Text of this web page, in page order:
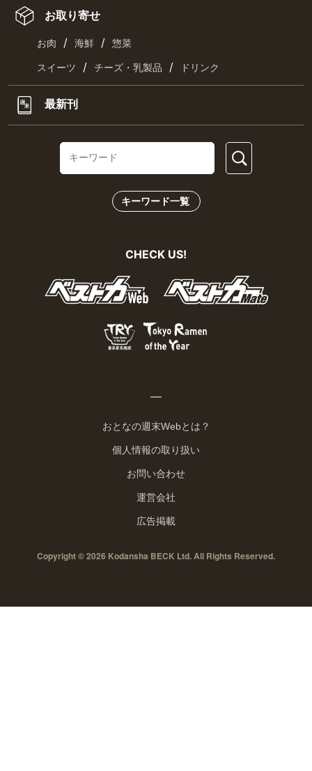
お取り寄せ
お肉 / 海鮮 / 惣菜
スイーツ / チーズ・乳製品 / ドリンク
最新刊
キーワード一覧
CHECK US!
おとなの週末Webとは？
個人情報の取り扱い
お問い合わせ
運営会社
広告掲載
Copyright © 2026 Kodansha BECK Ltd. All Rights Reserved.